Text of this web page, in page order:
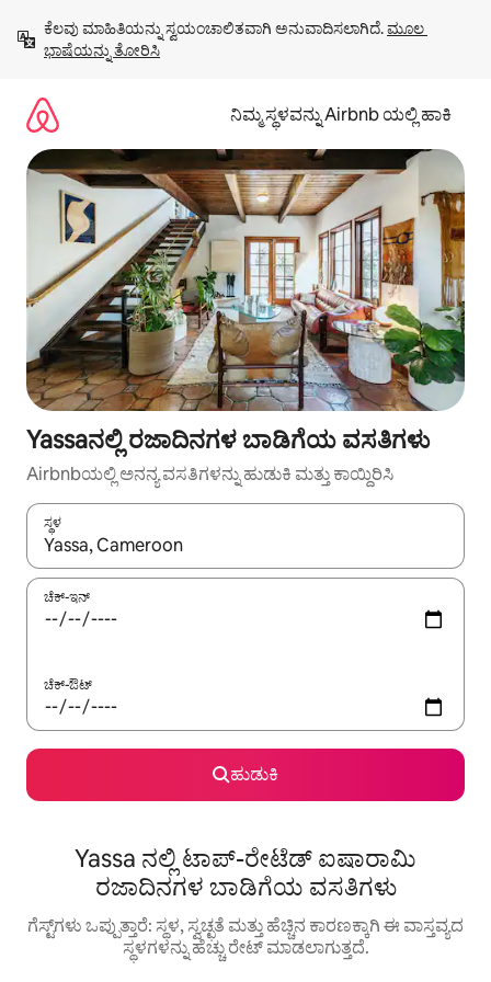
ಹೋಗಿ
ಕೆಲವು ಮಾಹಿತಿಯನ್ನು ಸ್ವಯಂಚಾಲಿತವಾಗಿ ಅನುವಾದಿಸಲಾಗಿದೆ. ಮೂಲ
ಭಾಷೆಯನ್ನು ತೋರಿಸಿ
ನಿಮ್ಮ ಸ್ಥಳವನ್ನು Airbnb ಯಲ್ಲಿ ಹಾಕಿ
Yassaನಲ್ಲಿ ರಜಾದಿನಗಳ ಬಾಡಿಗೆಯ ವಸತಿಗಳು
Airbnbಯಲ್ಲಿ ಅನನ್ಯ ವಸತಿಗಳನ್ನು ಹುಡುಕಿ ಮತ್ತು ಕಾಯ್ದಿರಿಸಿ
ಸ್ಥಳ
ಫಲಿತಾಂಶಗಳು ಲಭ್ಯವಿರುವಾಗ, ಅಪ್ ಮತ್ತು ಡೌನ್ ಬಾಣದ ಕೀಲಿಗಳೊಂದಿಗೆ
ಚೆಕ್-ಇನ್
ಚೆಕ್-ಔಟ್
ಹುಡುಕಿ
Yassa ನಲ್ಲಿ ಟಾಪ್-ರೇಟೆಡ್ ಐಷಾರಾಮಿ
ರಜಾದಿನಗಳ ಬಾಡಿಗೆಯ ವಸತಿಗಳು
ಗೆಸ್ಟ್‌ಗಳು ಒಪ್ಪುತ್ತಾರೆ: ಸ್ಥಳ, ಸ್ವಚ್ಛತೆ ಮತ್ತು ಹೆಚ್ಚಿನ ಕಾರಣಕ್ಕಾಗಿ ಈ ವಾಸ್ತವ್ಯದ
ಸ್ಥಳಗಳನ್ನು ಹೆಚ್ಚು ರೇಟ್ ಮಾಡಲಾಗುತ್ತದೆ.